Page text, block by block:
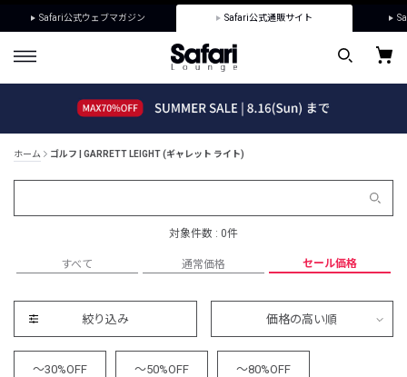
Safari公式ウェブマガジン Safari公式通販サイト
ホーム ゴルフ | GARRETT LEIGHT (ギャレット ライト)
対象件数 : 0件
すべて 通常価格 セール価格
絞り込み 価格の高い順
～30%OFF ～50%OFF ～80%OFF